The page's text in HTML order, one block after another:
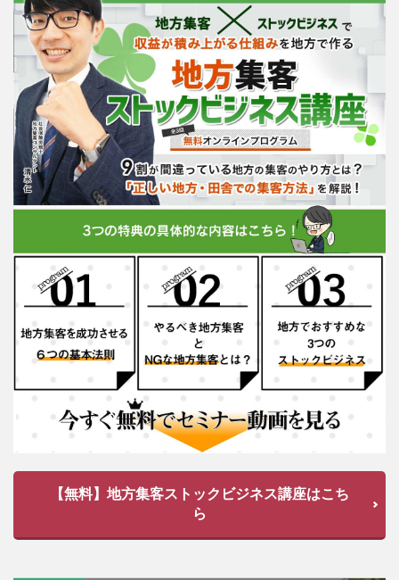
【無料】地方集客ストックビジネス講座はこち
ら